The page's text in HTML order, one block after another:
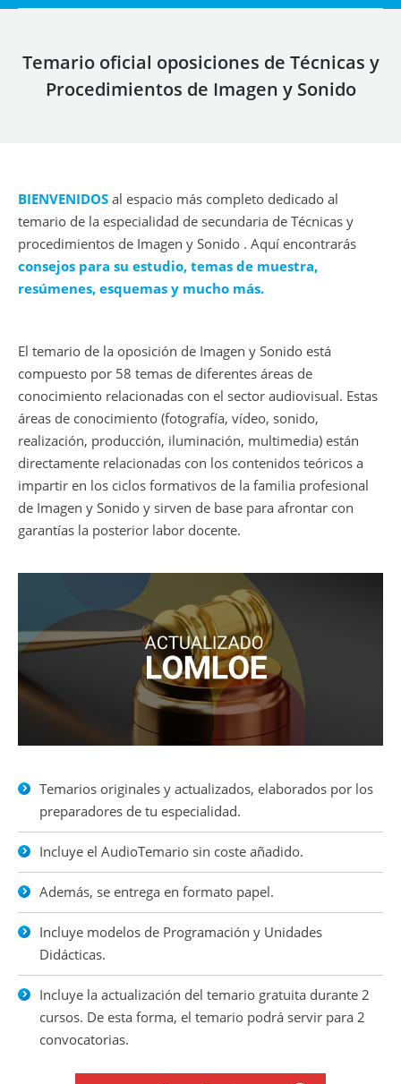
Temario oficial oposiciones de Técnicas y
Procedimientos de Imagen y Sonido
BIENVENIDOS al espacio más completo dedicado al
temario de la especialidad de secundaria de Técnicas y
procedimientos de Imagen y Sonido . Aquí encontrarás
consejos para su estudio, temas de muestra,
resúmenes, esquemas y mucho más.
El temario de la oposición de Imagen y Sonido está
compuesto por 58 temas de diferentes áreas de
conocimiento relacionadas con el sector audiovisual. Estas
áreas de conocimiento (fotografía, vídeo, sonido,
realización, producción, iluminación, multimedia) están
directamente relacionadas con los contenidos teóricos a
impartir en los ciclos formativos de la familia profesional
de Imagen y Sonido y sirven de base para afrontar con
garantías la posterior labor docente.
Temarios originales y actualizados, elaborados por los
preparadores de tu especialidad.
Incluye el AudioTemario sin coste añadido.
Además, se entrega en formato papel.
Incluye modelos de Programación y Unidades
Didácticas.
Incluye la actualización del temario gratuita durante 2
cursos. De esta forma, el temario podrá servir para 2
convocatorias.